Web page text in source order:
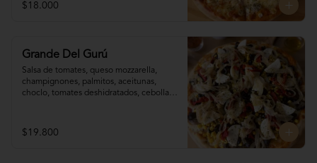
$18.000
Grande Del Gurú
Salsa de tomates, queso mozzarella,
champignones, palmitos, aceitunas,
choclo, tomates deshidratados, cebolla
$19.800